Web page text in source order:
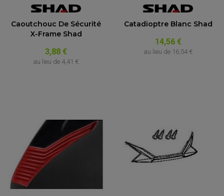
Caoutchouc De Sécurité
X-Frame Shad
3,88 €
au lieu de 4,41 €
Catadioptre Blanc Shad
14,56 €
au lieu de 16,54 €